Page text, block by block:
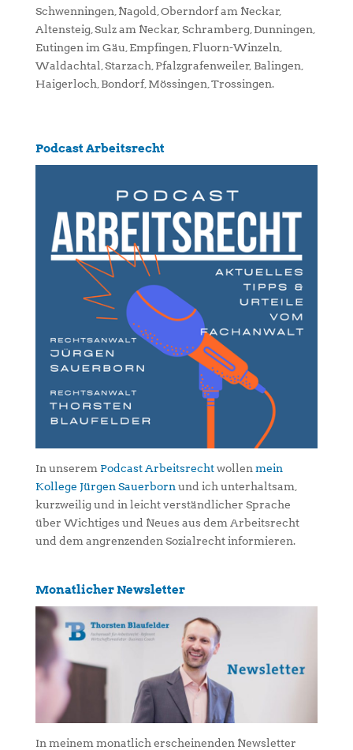
Schwenningen, Nagold, Oberndorf am Neckar,
Altensteig, Sulz am Neckar, Schramberg, Dunningen,
Eutingen im Gäu, Empfingen, Fluorn-Winzeln,
Waldachtal, Starzach, Pfalzgrafenweiler, Balingen,
Haigerloch, Bondorf, Mössingen, Trossingen.
Podcast Arbeitsrecht
In unserem Podcast Arbeitsrechtwollen mein
Kollege Jürgen Sauerborn und ich unterhaltsam,
kurzweilig und in leicht verständlicher Sprache
über Wichtiges und Neues aus dem Arbeitsrecht
und dem angrenzenden Sozialrecht informieren.
Monatlicher Newsletter
In meinem monatlich erscheinenden Newsletter